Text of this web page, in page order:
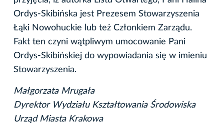
Ordys-Skibińska jest Prezesem Stowarzyszenia
Łąki Nowohuckie lub też Członkiem Zarządu.
Fakt ten czyni wątpliwym umocowanie Pani
Ordys-Skibińskiej do wypowiadania się w imieniu
Stowarzyszenia.
Małgorzata Mrugała
Dyrektor Wydziału Kształtowania Środowiska
Urząd Miasta Krakowa